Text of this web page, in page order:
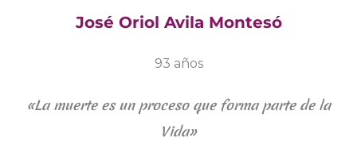
José Oriol Avila Montesó
93 años
«La muerte es un proceso que forma parte de la
Vida»